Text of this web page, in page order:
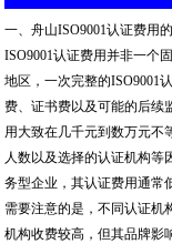
一、舟山ISO9001认证费用
ISO9001认证费用并非一个
地区，一次完整的ISO9001
费、证书费以及可能的后续
用大致在几千元到数万元不
人数以及选择的认证机构等
务型企业，其认证费用通常
需要注意的是，不同认证机
机构收费较高，但其品牌影